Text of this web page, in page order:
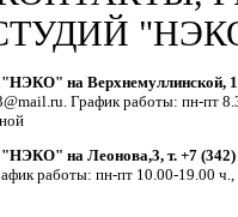
на Верхнемуллинской,
График работы: пн-пт
на Леонова,3, т. +7 (342)
работы: пн-пт 10.00-19.00 ч.,